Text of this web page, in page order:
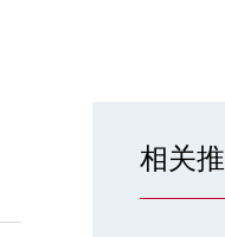
相关